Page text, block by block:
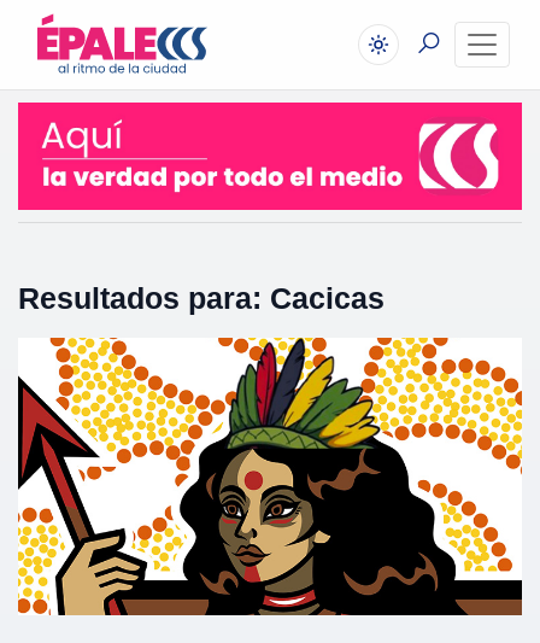
Resultados para: Cacicas